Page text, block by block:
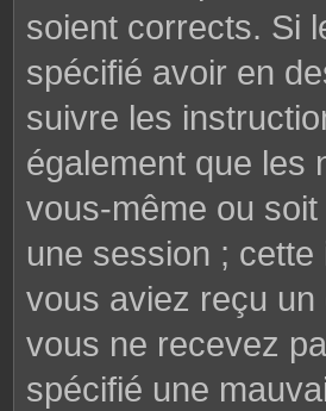
soient corrects. Si
spécifié avoir en
suivre les
également que les
vous-même ou
une session ;
vous aviez reçu
vous ne recevez
spécifié une